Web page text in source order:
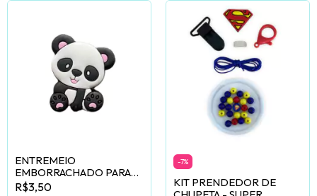
ENTREMEIO
EMBORRACHADO PARA
PRENDEDOR DE
R$3,50
-7%
KIT PRENDEDOR DE